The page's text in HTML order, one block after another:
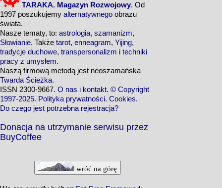
TARAKA. Magazyn Rozwojowy. Od
1997 poszukujemy alternatywnego obrazu
świata.
Nasze tematy, to: astrologia, szamanizm,
Słowianie. Także tarot, enneagram, Yijing,
tradycje duchowe, transpersonalizm i techniki
pracy z umysłem.
Naszą firmową metodą jest neoszamańska
Twarda Ścieżka.
ISSN 2300-9667. O nas i kontakt. © Copyright
1997-2025. Polityka prywatności. Cookies.
Do czego jest potrzebna rejestracja?
Donacja na utrzymanie serwisu przez
BuyCoffee
wróć na górę